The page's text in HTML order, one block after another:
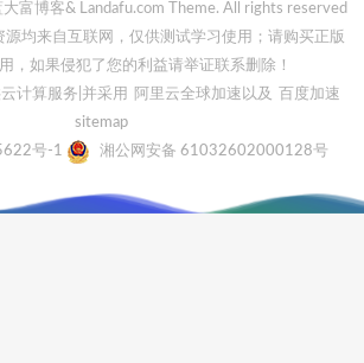
大富博客& Landafu.com Theme. All rights reserved
源均来自互联网，仅供测试学习使用；请购买正版
，如果侵犯了您的利益请举证联系删除！
计算服务 |并采用 阿里云全球加速 以及
百度加速
sitemap
号-1
湘公网安备 61032602000128号